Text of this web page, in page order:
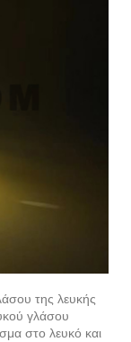
της λευκής
γλάσου
στο λευκό και